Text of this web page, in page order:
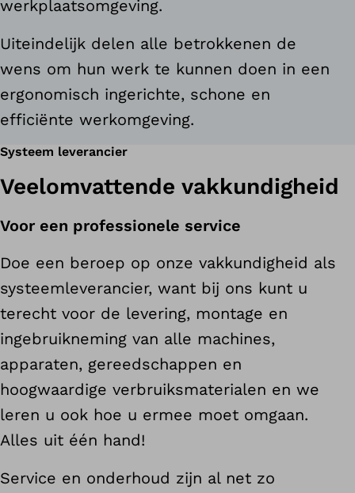
werkplaatsomgeving.
Uiteindelijk delen alle betrokkenen de
wens om hun werk te kunnen doen in een
ergonomisch ingerichte, schone en
efficiënte werkomgeving.
Systeem leverancier
Veelomvattende vakkundigheid
Voor een professionele service
Doe een beroep op onze vakkundigheid als
systeemleverancier, want bij ons kunt u
terecht voor de levering, montage en
ingebruikneming van alle machines,
apparaten, gereedschappen en
hoogwaardige verbruiksmaterialen en we
leren u ook hoe u ermee moet omgaan.
Alles uit één hand!
Service en onderhoud zijn al net zo